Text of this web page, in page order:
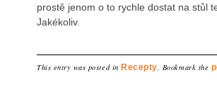
prostě jenom o to rychle dostat na stůl
Jakékoliv.
This entry was posted inRecepty . Bookmark the